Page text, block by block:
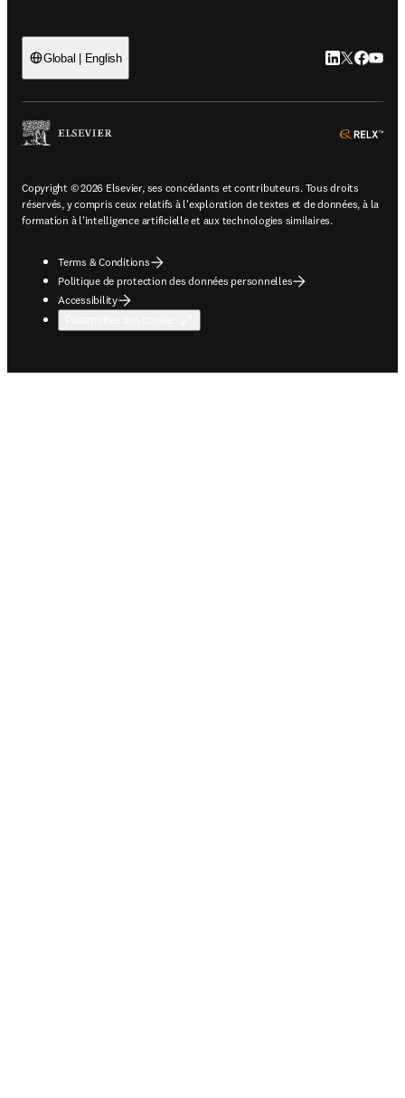
Global | English LinkedIn
Twitter
Copyright © 2026 Elsevier, ses concédants et contributeurs. Tous droits
réservés, y compris ceux relatifs à l'exploration de textes et de données, à la
formation à l'intelligence artificielle et aux technologies similaires.
Terms & Conditions
Politique de protection des données personnelles
Accessibility